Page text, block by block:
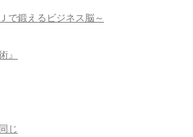
で鍛えるビジネス脳～
』
じ